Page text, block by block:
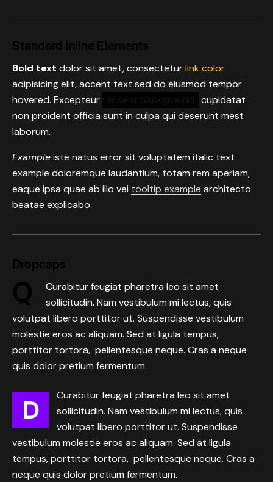
Standard Inline Elements
Bold text dolor sit amet, consecteturlink color
adipisicing elit, accent text sed do eiusmod tempor
hovered. Excepteur accent background cupidatat
non proident officia sunt in culpa qui deserunt mest
laborum.
Exampleiste natus error sit voluptatem italic text
example doloremque laudantium, totam rem aperiam,
eaque ipsa quae ab illo vei tooltip example architecto
beatae explicabo.
Dropcaps
Q
Curabitur feugiat pharetra leo sit amet
sollicitudin. Nam vestibulum mi lectus, quis
volutpat libero porttitor ut. Suspendisse vestibulum
molestie eros ac aliquam. Sed at ligula tempus,
porttitor tortora, pellentesque neque. Cras a neque
quis dolor pretium fermentum.
D
Curabitur feugiat pharetra leo sit amet
sollicitudin. Nam vestibulum mi lectus, quis
volutpat libero porttitor ut. Suspendisse
vestibulum molestie eros ac aliquam. Sed at ligula
tempus, porttitor tortora, pellentesque neque. Cras a
neque quis dolor pretium fermentum.